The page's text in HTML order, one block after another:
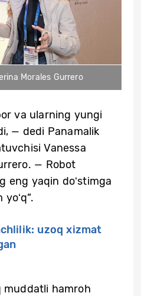
Morales Gurrero
va ularning yungi
— dedi Panamalik
Vanessa
— Robot
eng yaqin doʻstimga
uzoq xizmat
muddatli hamroh